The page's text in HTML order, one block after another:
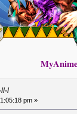
pm »